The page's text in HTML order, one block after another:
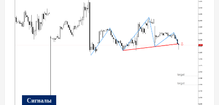
Сигналы